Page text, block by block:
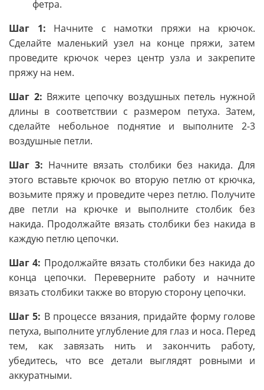
фетра.
Шаг 1: Начните с намотки пряжи на крючок.
Сделайте маленький узел на конце пряжи, затем
проведите крючок через центр узла и закрепите
пряжу на нем.
Шаг 2: Вяжите цепочку воздушных петель нужной
длины в соответствии с размером петуха. Затем,
сделайте небольное поднятие и выполните 2-3
воздушные петли.
Шаг 3: Начните вязать столбики без накида. Для
этого вставьте крючок во вторую петлю от крючка,
возьмите пряжу и проведите через петлю. Получите
две петли на крючке и выполните столбик без
накида. Продолжайте вязать столбики без накида в
каждую петлю цепочки.
Шаг 4: Продолжайте вязать столбики без накида до
конца цепочки. Переверните работу и начните
вязать столбики также во вторую сторону цепочки.
Шаг 5: В процессе вязания, придайте форму голове
петуха, выполните углубление для глаз и носа. Перед
тем, как завязать нить и закончить работу,
убедитесь, что все детали выглядят ровными и
аккуратными.